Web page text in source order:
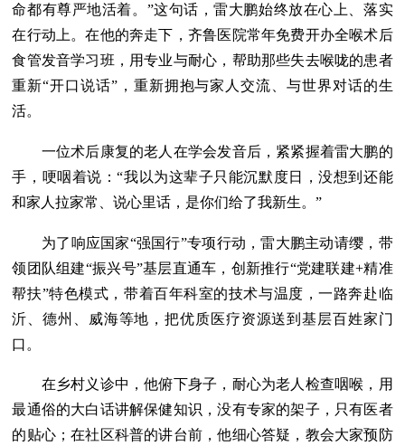
命都有尊严地活着。”这句话，雷大鹏始终放在心上、落实
在行动上。在他的奔走下，齐鲁医院常年免费开办全喉术后
食管发音学习班，用专业与耐心，帮助那些失去喉咙的患者
重新“开口说话”，重新拥抱与家人交流、与世界对话的生
活。
一位术后康复的老人在学会发音后，紧紧握着雷大鹏的
手，哽咽着说：“我以为这辈子只能沉默度日，没想到还能
和家人拉家常、说心里话，是你们给了我新生。”
为了响应国家“强国行”专项行动，雷大鹏主动请缨，带
领团队组建“振兴号”基层直通车，创新推行“党建联建+精准
帮扶”特色模式，带着百年科室的技术与温度，一路奔赴临
沂、德州、威海等地，把优质医疗资源送到基层百姓家门
口。
在乡村义诊中，他俯下身子，耐心为老人检查咽喉，用
最通俗的大白话讲解保健知识，没有专家的架子，只有医者
的贴心；在社区科普的讲台前，他细心答疑，教会大家预防